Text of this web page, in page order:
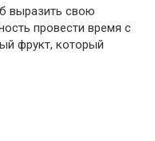
выразить свою
провести время с
фрукт, который